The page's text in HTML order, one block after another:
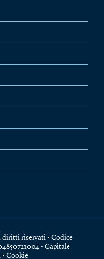
diritti riservati • Codice
• Capitale
• Cookie